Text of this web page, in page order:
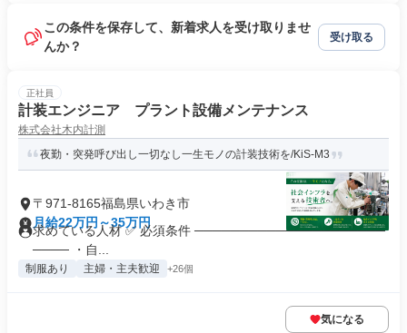
この条件を保存して、新着求人を受け取りませ
んか？
受け取る
正社員
計装エンジニア プラント設備メンテナンス
株式会社木内計測
夜勤・突発呼び出し一切なし一生モノの計装技術を/KiS-M3
〒971-8165福島県いわき市
月給22万円～35万円
求めている人材 ✅ 必須条件 ─────────────────────
──── ・自...
制服あり 主婦・主夫歓迎 +26個
気になる